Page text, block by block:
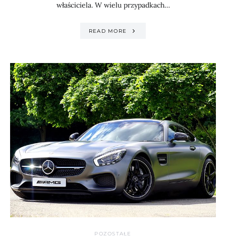
właściciela. W wielu przypadkach…
READ MORE
POZOSTAŁE